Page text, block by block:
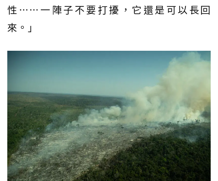
性⋯⋯一陣子不要打擾，它還是可以長回
來。」